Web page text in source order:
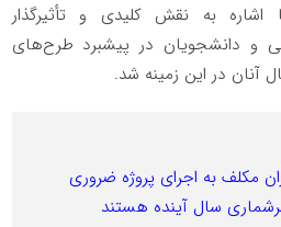
به نقش کلیدی و تأثیرگذار
و دانشجویان در پیشبرد طرح‌های
آنان در این زمینه شد.
مکلف به اجرای پروژه ضروری
سال آینده هستند